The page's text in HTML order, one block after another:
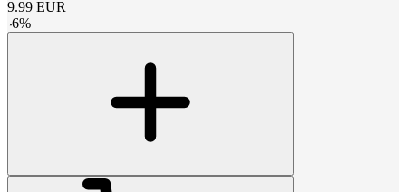
9.99 EUR
-6%